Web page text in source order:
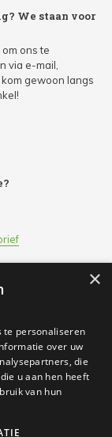
We staan voor
ons te
via e-mail,
gewoon langs
×
te personaliseren
over uw
die
u aan hen heeft
van hun